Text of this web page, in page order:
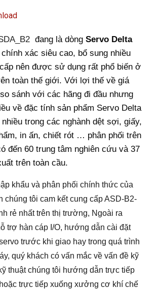
đang là dòngServo Delta
xác siêu cao, bổ sung nhiều
nên được sử dụng rất phổ biến ở
toàn thế giới. Với lợi thế về giá
sánh với các hãng đi đầu nhưng
về đặc tính sản phẩm Servo Delta
trong các nghành dệt sợi, giấy,
in ấn, chiết rót … phân phối trên
đến 60 trung tâm nghiên cứu và 37
trên toàn cầu.
khẩu và phân phối chính thức của
chúng tôi cam kết cung cấp ASD-B2-
rẻ nhất trên thị trường, Ngoài ra
trợ hàn cáp I/O, hướng dẫn cài đặt
trước khi giao hay trong quá trình
quý khách có vấn mắc về vấn đề kỹ
thuật chúng tôi hướng dẫn trực tiếp
trực tiếp xuống xưởng cơ khí chế